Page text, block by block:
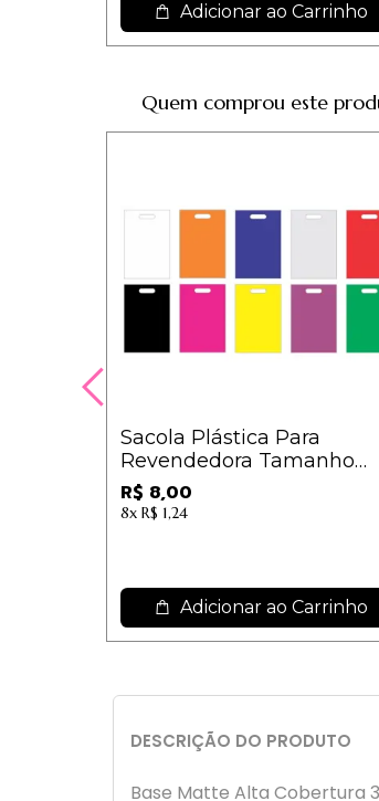
Adicionar ao Carrinho
Quem comprou este
Sacola Plástica Para
Revendedora Tamanho
16cm x 20cm - 25 unidades
R$ 8,00
8x R$ 1,24
Adicionar ao Carrinho
DESCRIÇÃO DO PRODUTO
Base Matte Alta Cobertura